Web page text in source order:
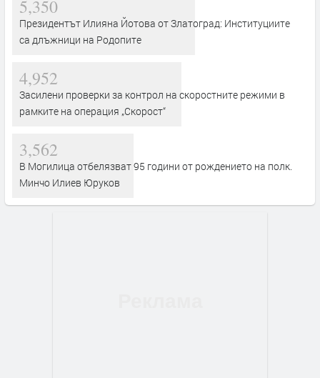
5,350
Президентът Илияна Йотова от Златоград: Институциите
са длъжници на Родопите
4,952
Засилени проверки за контрол на скоростните режими в
рамките на операция „Скорост“
3,562
В Могилица отбелязват 95 години от рождението на полк.
Минчо Илиев Юруков